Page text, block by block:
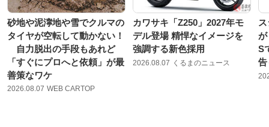
砂地や泥濘地や雪でクルマの
タイヤが空転して動かない！
自力脱出の手段もあれど
「すぐにプロへと依頼」が最
善策なワケ
2026.08.07 WEB CARTOP
カワサキ「Z250」2027年モ
デル登場 精悍なイメージを
強調する新色採用
2026.08.07 くるまのニュース
が
S
告